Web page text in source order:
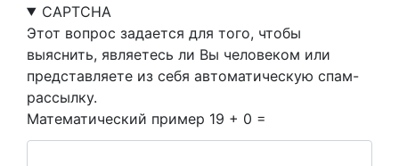
CAPTCHA
Этот вопрос задается для того, чтобы
выяснить, являетесь ли Вы человеком или
представляете из себя автоматическую спам-
рассылку.
Математический пример 19 + 0 =